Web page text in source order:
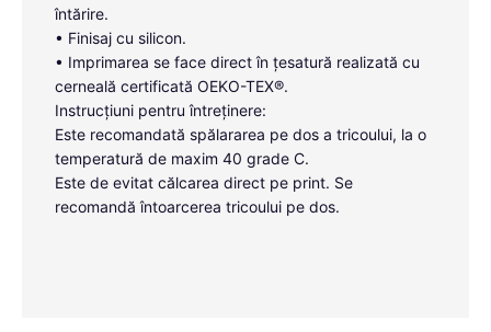
întărire.
• Finisaj cu silicon.
• Imprimarea se face direct în țesatură realizată cu
cerneală certificată OEKO-TEX®.
Instrucțiuni pentru întreținere:
Este recomandată spălararea pe dos a tricoului, la o
temperatură de maxim 40 grade C.
Este de evitat călcarea direct pe print. Se
recomandă întoarcerea tricoului pe dos.